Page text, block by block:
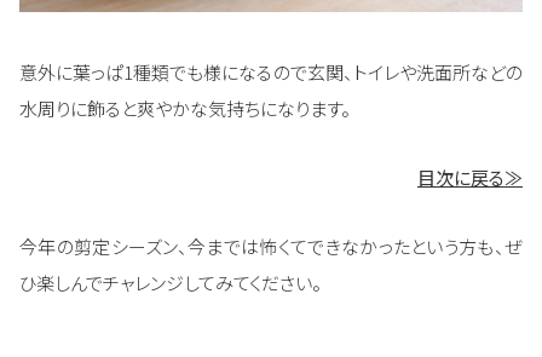
意外に葉っぱ1種類でも様になるので玄関、トイレや洗面所などの
水周りに飾ると爽やかな気持ちになります。
目次に戻る≫
今年の剪定シーズン、今までは怖くてできなかったという方も、ぜ
ひ楽しんでチャレンジしてみてください。